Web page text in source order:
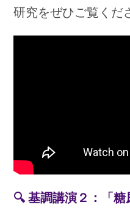
研究をぜひご覧くだ
🔍 基調講演２：「